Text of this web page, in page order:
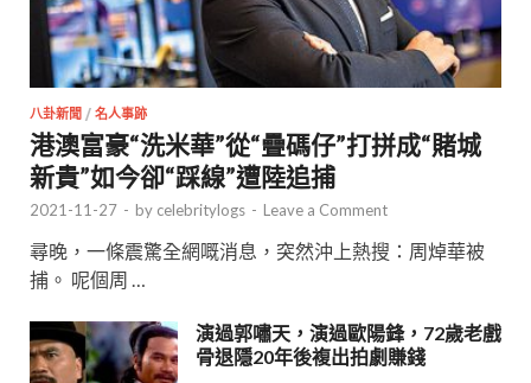
八卦新聞 / 名人事跡
港澳富豪“洗米華”從“疊碼仔”打拼成“賭城
新貴”如今卻“踩線”遭陸追捕
2021-11-27 - by celebritylogs - Leave a Comment
尋晚，一條震驚全網嘅消息，突然沖上熱搜：周焯華被
捕。 呢個周 …
演過郭嘯天，演過歐陽鋒，72歲老戲
骨退隱20年後複出拍劇賺錢